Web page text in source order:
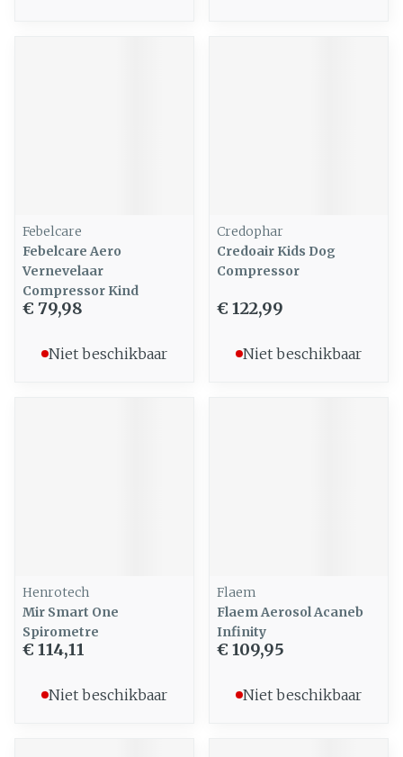
Febelcare
Febelcare Aero
Vernevelaar
Compressor Kind
€ 79,98
Niet beschikbaar
Credophar
Credoair Kids Dog
Compressor
€ 122,99
Niet beschikbaar
Henrotech
Mir Smart One
Spirometre
€ 114,11
Niet beschikbaar
Flaem
Flaem Aerosol Acaneb
Infinity
€ 109,95
Niet beschikbaar